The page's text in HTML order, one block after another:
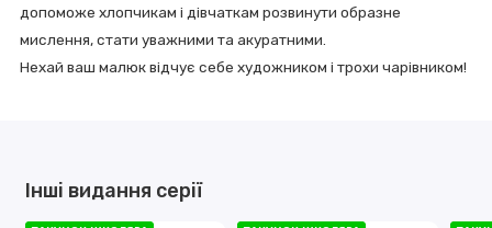
допоможе хлопчикам і дівчаткам розвинути образне
мислення, стати уважними та акуратними.
Нехай ваш малюк відчує себе художником і трохи чарівником!
Інші видання серії